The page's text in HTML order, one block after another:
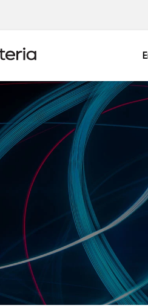
Danmark
Italien
Spanien
Österrike